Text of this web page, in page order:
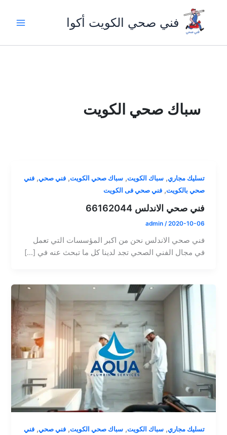
المحتوى
فني صحي الكويت أكوا
سباك صحي الكويت
تسليك مجاري,سباك الكويت,سباك صحي الكويت,فني صحي,فني
صحي بالكويت,فني صحي فى الكويت
فني صحي الاندلس 66162044
admin /2020-10-06
فني صحي الاندلس نحن من اكبر المؤسسات التي تعمل
في مجال الفني الصحي تجد لدينا كل ما تبحث عنه في […]
تسليك مجاري,سباك الكويت,سباك صحي الكويت,فني صحي,فني